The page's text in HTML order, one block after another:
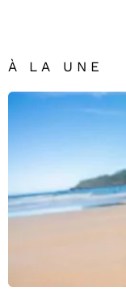
À LA UNE